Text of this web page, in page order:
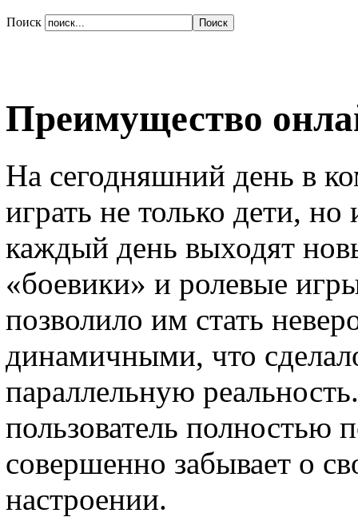
Поиск
Преимущество
На сегодняшний день в
играть не только дети,
каждый день выходят
«боевики» и ролевые
позволило им стать
динамичными, что
параллельную
пользователь полностью
совершенно забывает о
настроении.